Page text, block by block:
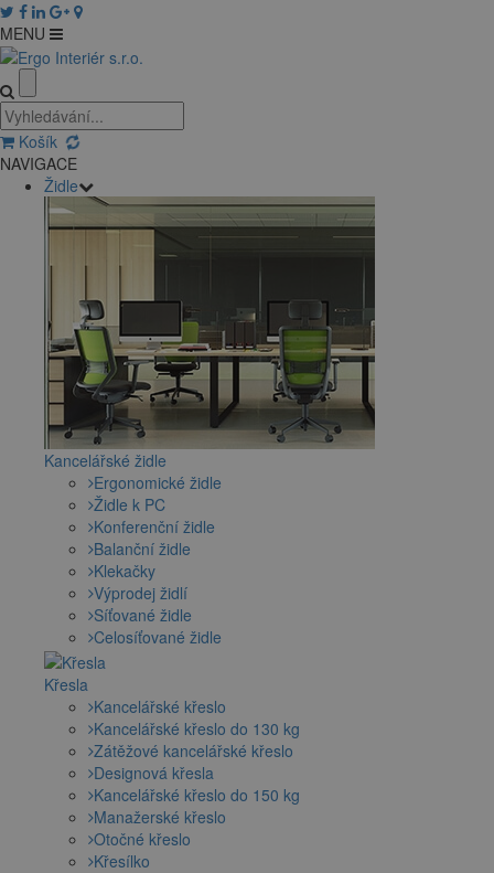
MENU
Košík
NAVIGACE
Židle
Kancelářské židle
Ergonomické židle
Židle k PC
Konferenční židle
Balanční židle
Klekačky
Výprodej židlí
Síťované židle
Celosíťované židle
Křesla
Kancelářské křeslo
Kancelářské křeslo do 130 kg
Zátěžové kancelářské křeslo
Designová křesla
Kancelářské křeslo do 150 kg
Manažerské křeslo
Otočné křeslo
Křesílko